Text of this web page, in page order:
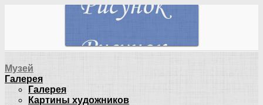
Музей
Галерея
Галерея
Картины художников